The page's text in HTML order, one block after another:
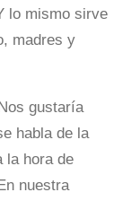
lo mismo sirve
madres y
gustaría
habla de la
la hora de
nuestra